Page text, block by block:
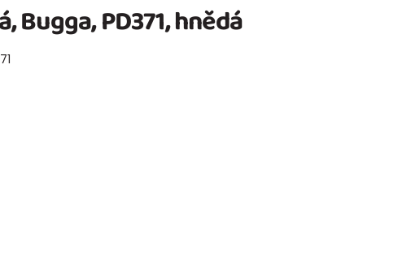
Bugga, PD371, hnědá